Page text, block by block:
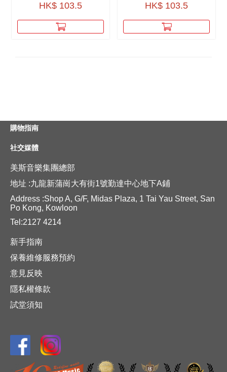
HK$ 103.5 HK$ 103.5
購物指南
社交媒體
美斯音樂集團總部
地址 :九龍新蒲崗大有街1號勤達中心地下A鋪
Address :Shop A, G/F, Midas Plaza, 1 Tai Yau Street, San
Po Kong, Kowloon
Tel:2127 4214
新手指南
保養維修服務預約
意見反映
隱私權條款
試堂須知